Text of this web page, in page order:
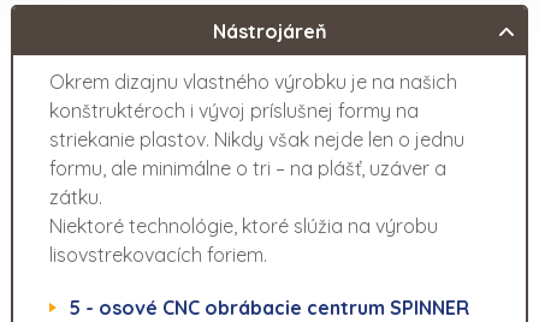
Nástrojáreň
Okrem dizajnu vlastného výrobku je na našich
konštruktéroch i vývoj príslušnej formy na
striekanie plastov. Nikdy však nejde len o jednu
formu, ale minimálne o tri – na plášť, uzáver a
zátku.
Niektoré technológie, ktoré slúžia na výrobu
lisovstrekovacích foriem.
5 - osové CNC obrábacie centrum SPINNER